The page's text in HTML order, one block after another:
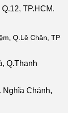
TP.HCM.
Q.Lê Chân, TP
Q.Thanh
Nghĩa Chánh,